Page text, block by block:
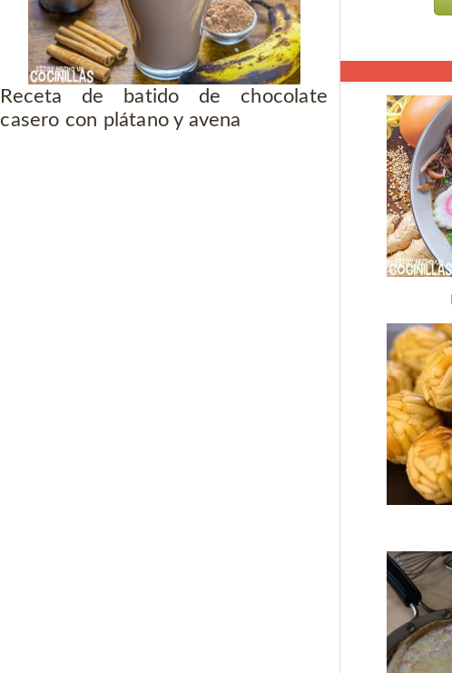
Receta de batido de chocolate
casero con plátano y avena